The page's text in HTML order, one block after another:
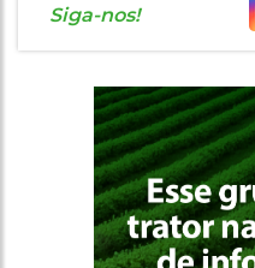
Siga-nos!